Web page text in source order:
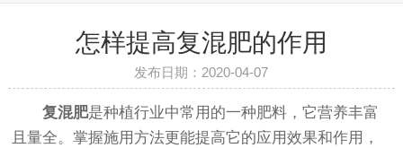
怎样提高复混肥的作用
发布日期：2020-04-07
复混肥是种植行业中常用的一种肥料，它营养丰富
且量全。掌握施用方法更能提高它的应用效果和作用，